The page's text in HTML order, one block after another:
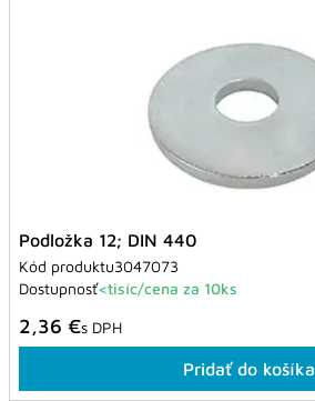
Podložka 12; DIN 440
Kód produktu3047073
Dostupnosť<tisíc/cena za 10ks
2,36 €s DPH
Pridať do košíka